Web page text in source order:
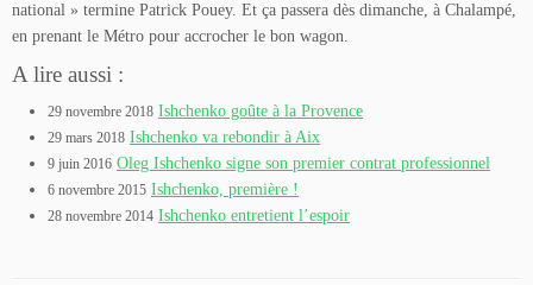
national » termine Patrick Pouey. Et ça passera dès dimanche, à Chalampé,
en prenant le Métro pour accrocher le bon wagon.
A lire aussi :
29 novembre 2018 Ishchenko goûte à la Provence
29 mars 2018 Ishchenko va rebondir à Aix
9 juin 2016 Oleg Ishchenko signe son premier contrat professionnel
6 novembre 2015 Ishchenko, première !
28 novembre 2014 Ishchenko entretient l’espoir